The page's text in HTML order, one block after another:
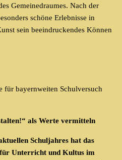
Gemeinedraumes. Nach der
schöne Erlebnisse in
sein beeindruckendes Können
für bayernweiten Schulversuch
als Werte vermitteln
Schuljahres hat das
Unterricht und Kultus im